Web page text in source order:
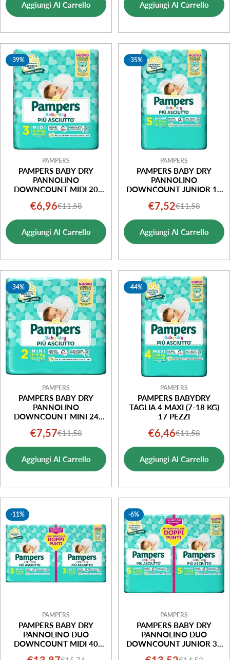
vendita
Aggiungi Al Carrello
vendita
Aggiungi Al Carrello
-39%
PAMPERS
PAMPERS BABY DRY
PANNOLINO
DOWNCOUNT MIDI 20
Prezzo
di
vendita
€6,96Prezzo
normale
€11,58
Aggiungi Al Carrello
-35%
PAMPERS
PAMPERS BABY DRY
PANNOLINO
DOWNCOUNT JUNIOR 16
Prezzo
di
vendita
€7,52Prezzo
normale
€11,58
Aggiungi Al Carrello
-34%
PAMPERS
PAMPERS BABY DRY
PANNOLINO
DOWNCOUNT MINI 24
Prezzo
di
vendita
€7,57Prezzo
normale
€11,58
Aggiungi Al Carrello
-44%
PAMPERS
PAMPERS BABYDRY
TAGLIA 4 MAXI (7-18 KG)
17 PEZZI
Prezzo
di
vendita
€6,46Prezzo
normale
€11,58
Aggiungi Al Carrello
-11%
PAMPERS
PAMPERS BABY DRY
PANNOLINO DUO
DOWNCOUNT MIDI 40
-6%
PAMPERS
PAMPERS BABY DRY
PANNOLINO DUO
DOWNCOUNT JUNIOR 32